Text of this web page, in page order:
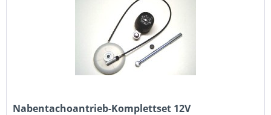
Nabentachoantrieb-Komplettset 12V